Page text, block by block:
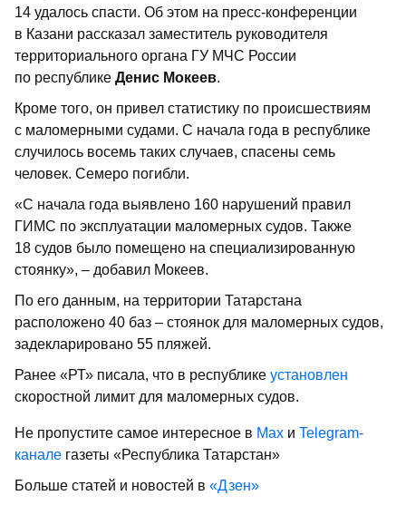
14 удалось спасти. Об этом на пресс-конференции
в Казани рассказал заместитель руководителя
территориального органа ГУ МЧС России
по республике Денис Мокеев.
Кроме того, он привел статистику по происшествиям
с маломерными судами. С начала года в республике
случилось восемь таких случаев, спасены семь
человек. Семеро погибли.
«С начала года выявлено 160 нарушений правил
ГИМС по эксплуатации маломерных судов. Также
18 судов было помещено на специализированную
стоянку», – добавил Мокеев.
По его данным, на территории Татарстана
расположено 40 баз – стоянок для маломерных судов,
задекларировано 55 пляжей.
Ранее «РТ» писала, что в республике установлен
скоростной лимит для маломерных судов.
Не пропустите самое интересное в Max и Telegram-
канале газеты «Республика Татарстан»
Больше статей и новостей в «Дзен»